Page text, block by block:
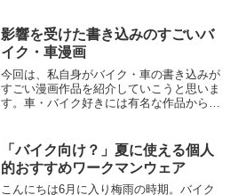
代目エクストレイルのニスモ仕様に乗って
いたこ...
影響を受けた書き込みのすごいバ
イク・車漫画
今回は、私自身がバイク・車の書き込みが
すごい漫画作品を紹介していこうと思いま
す。車・バイク好きには有名な作品からマ
品リンクも貼っておきますので、気になる
作品があ...
「バイク向け？」夏に使える個人
的おすすめワークマンウェア
こんにちは6月に入り梅雨の時期。バイク